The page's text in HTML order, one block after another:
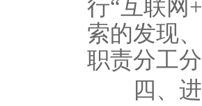
行“互联网
索的发现
职责分工
四、进